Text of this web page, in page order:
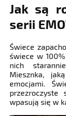
Jak są
serii
Świece
świece w
nich
Miesznka,
emocjami.
przezroczyste
wpasują się w